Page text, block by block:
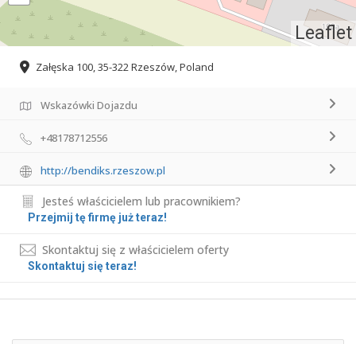
Leaflet
Załęska 100, 35-322 Rzeszów, Poland
Wskazówki Dojazdu
+48178712556
http://bendiks.rzeszow.pl
Jesteś właścicielem lub pracownikiem?
Przejmij tę firmę już teraz!
Skontaktuj się z właścicielem oferty
Skontaktuj się teraz!